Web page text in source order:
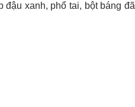
xanh, phổ tai, bột báng đã